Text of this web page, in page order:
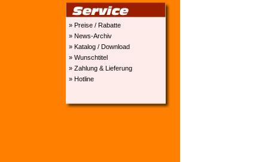
» Preise / Rabatte
» News-Archiv
» Katalog / Download
» Wunschtitel
» Zahlung & Lieferung
» Hotline